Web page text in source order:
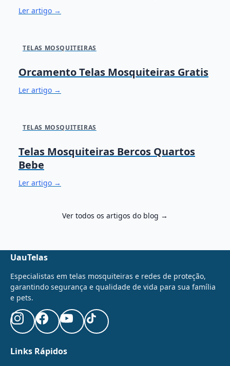
Ler artigo →
TELAS MOSQUITEIRAS
Orcamento Telas Mosquiteiras Gratis
Ler artigo →
TELAS MOSQUITEIRAS
Telas Mosquiteiras Bercos Quartos
Bebe
Ler artigo →
Ver todos os artigos do blog →
UauTelas
Especialistas em telas mosquiteiras e redes de proteção,
garantindo segurança e qualidade de vida para sua família
e pets.
Links Rápidos